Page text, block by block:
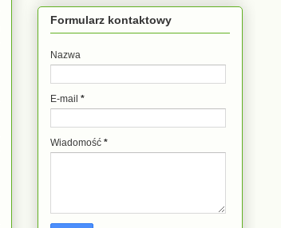
Formularz kontaktowy
Nazwa
E-mail *
Wiadomość *